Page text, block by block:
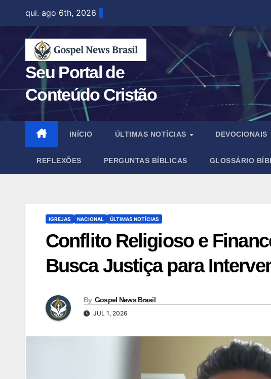
content
qui. ago 6th, 2026
Seu Portal de
Conteúdo Cristão
INÍCIO ÚLTIMAS NOTÍCIAS DEVOCIONAIS
REFLEXÕES PERGUNTAS BÍBLICAS GLOSSÁRIO
IGREJAS NACIONAL ÚLTIMAS NOTÍCIAS
Conflito Religioso e
Busca Justiça para
By Gospel News Brasil
JUL 1, 2026